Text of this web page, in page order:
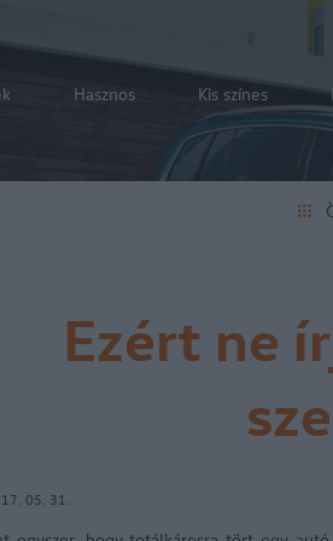
Hasznos Kis színes
Ezért ne
05. 31.